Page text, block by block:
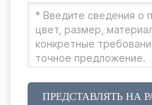
ПРЕДСТАВЛЯТЬ НА